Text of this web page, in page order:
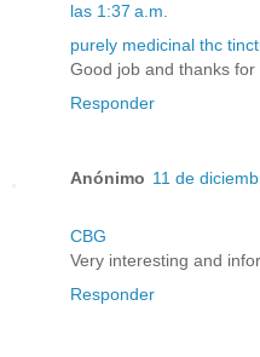
las 1:37 a.m.
purely medicinal thc
Good job and thanks for
Responder
Anónimo 11 de
CBG
Very interesting and
Responder